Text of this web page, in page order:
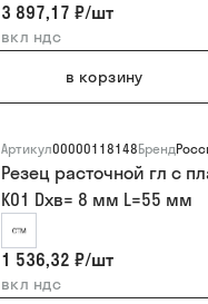
3 897,17 ₽/шт
вкл ндс
в корзину
Артикул00000118148Бренд
Резец расточной гл с
К01 Dхв= 8 мм L=55 мм
1 536,32 ₽/шт
вкл ндс